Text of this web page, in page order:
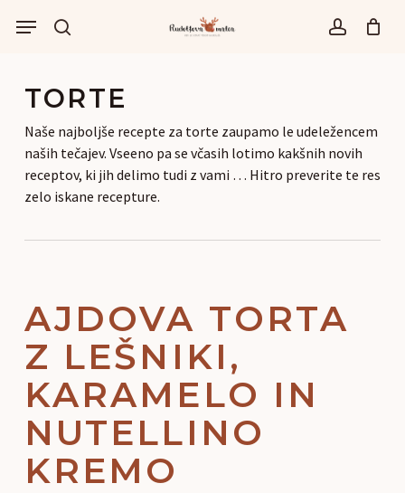
išči account
Menu
TORTE
Naše najboljše recepte za torte zaupamo le udeležencem
naših tečajev. Vseeno pa se včasih lotimo kakšnih novih
receptov, ki jih delimo tudi z vami … Hitro preverite te res
zelo iskane recepture.
AJDOVA TORTA
Z LEŠNIKI,
KARAMELO IN
NUTELLINO
KREMO